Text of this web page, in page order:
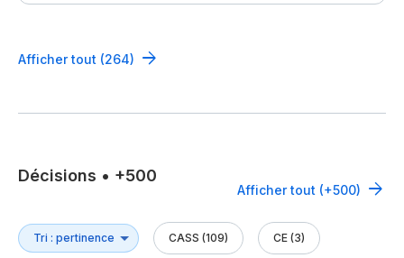
Afficher tout (264)
Décisions • +500
Afficher tout (+500)
CASS (109) CE (3)